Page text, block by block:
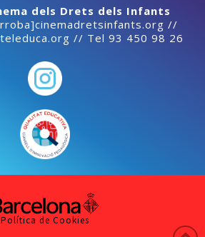
dels Drets dels Infants
//
// Tel 93 450 98 26
Política de Cookies